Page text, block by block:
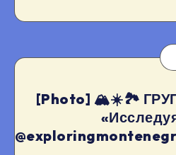
[Photo] 🏔️☀️🏞️